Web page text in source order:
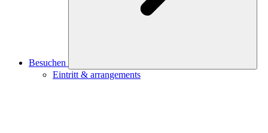
Besuchen
Eintritt & arrangements